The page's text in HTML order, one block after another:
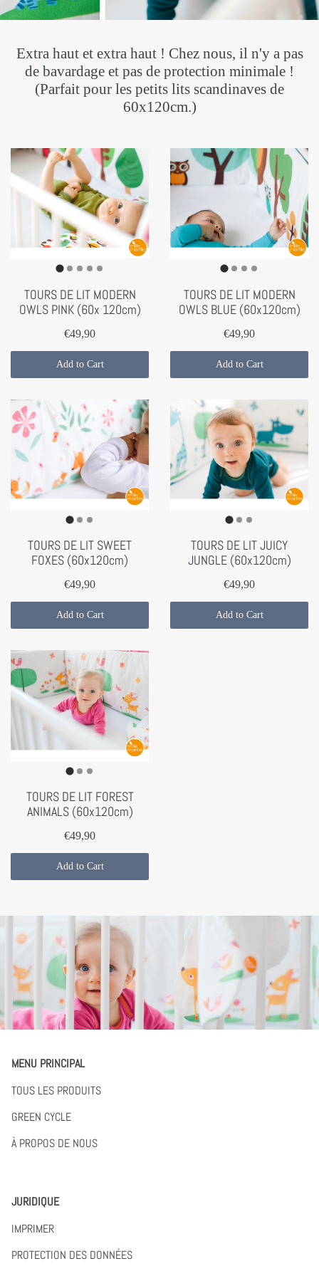
Extra haut et extra haut ! Chez nous, il n'y a pas
de bavardage et pas de protection minimale !
(Parfait pour les petits lits scandinaves de
60x120cm.)
TOURS DE LIT MODERN
OWLS PINK (60x 120cm)
€49,90
Add to Cart
TOURS DE LIT MODERN
OWLS BLUE (60x120cm)
€49,90
Add to Cart
TOURS DE LIT SWEET
FOXES (60x120cm)
€49,90
Add to Cart
TOURS DE LIT JUICY
JUNGLE (60x120cm)
€49,90
Add to Cart
TOURS DE LIT FOREST
ANIMALS (60x120cm)
€49,90
Add to Cart
MENU PRINCIPAL
TOUS LES PRODUITS
GREEN CYCLE
À PROPOS DE NOUS
JURIDIQUE
IMPRIMER
PROTECTION DES DONNÉES